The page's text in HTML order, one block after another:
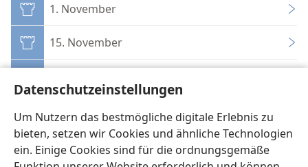
Datenschutzeinstellungen
Um Nutzern das bestmögliche digitale Erlebnis zu
bieten, setzen wir Cookies und ähnliche Technologien
ein. Einige Cookies sind für die ordnungsgemäße
1. November
15. November
15. Dezember